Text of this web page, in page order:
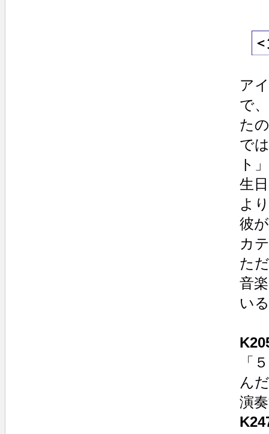
ア
で
た
で
ト
生
よ
彼
カ
た
音
い
「
ん
演